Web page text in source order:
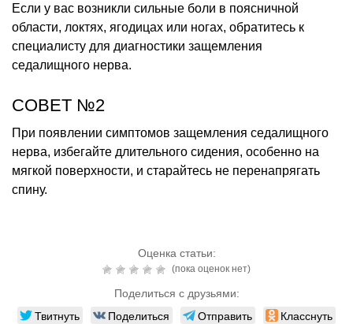
Если у вас возникли сильные боли в поясничной
области, локтях, ягодицах или ногах, обратитесь к
специалисту для диагностики защемления
седалищного нерва.
СОВЕТ №2
При появлении симптомов защемления седалищного
нерва, избегайте длительного сидения, особенно на
мягкой поверхности, и старайтесь не перенапрягать
спину.
Оценка статьи:
(пока оценок нет)
Поделиться с друзьями:
Твитнуть Поделиться Отправить Класснуть